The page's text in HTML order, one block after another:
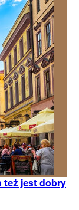
też jest dobry